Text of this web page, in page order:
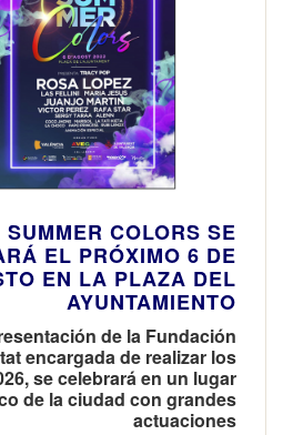
COLORS SE
EL PRÓXIMO 6 DE
EN LA PLAZA DEL
AYUNTAMIENTO
de la Fundación
encargada de realizar los
se celebrará en un lugar
de la ciudad con grandes
actuaciones